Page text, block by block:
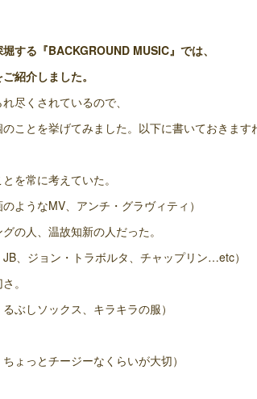
する『BACKGROUND MUSIC』では、
紹介しました。
尽くされているので、
ことを挙げてみました。以下に書いておきます
を常に考えていた。
ようなMV、アンチ・グラヴィティ）
の人、温故知新の人だった。
JB、ジョン・トラボルタ、チャップリン…etc）
。
ぶしソックス、キラキラの服）
ょっとチージーなくらいが大切）